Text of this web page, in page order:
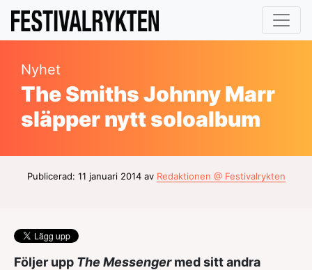
Nyhet
The Smiths Johnny Marr
släpper nytt soloalbum
Publicerad: 11 januari 2014 av Redaktionen @ Festivalrykten
Följer upp The Messengermed sitt andra